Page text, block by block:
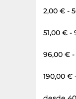
2,00 € -
51,00 € -
96,00 € -
190,00 €